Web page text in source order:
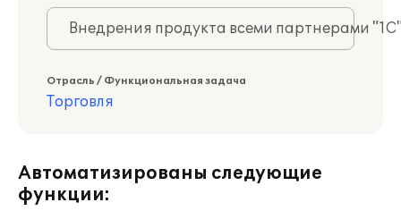
Внедрения продукта всеми партнерами
Отрасль / Функциональная задача
Торговля
Автоматизированы следующие
функции: